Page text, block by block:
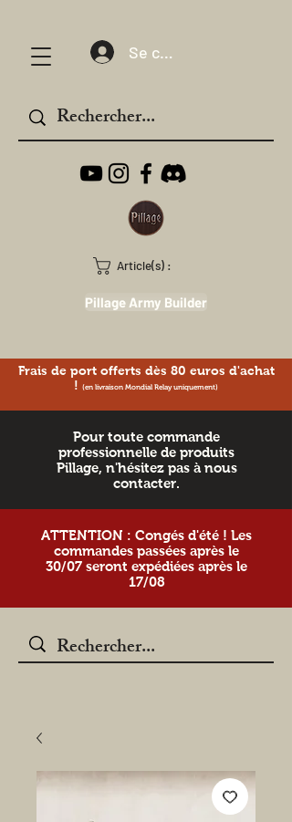
Se connecter
Article(s) :
Pillage Army Builder
Frais de port offerts dès 80 euros d'achat
! (en livraison Mondial Relay uniquement)
Pour toute commande
professionnelle de produits
Pillage, n'hésitez pas à nous
contacter.
ATTENTION : Congés d'été ! Les
commandes passées après le
30/07 seront expédiées après le
17/08